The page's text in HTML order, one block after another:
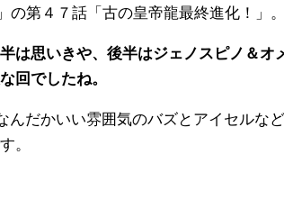
第４７話「古の皇帝龍最終進化！」。
は思いきや、後半はジェノスピノ＆オ
回でしたね。
んだかいい雰囲気のバズとアイセルな
。